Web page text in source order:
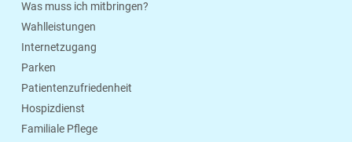
Was muss ich mitbringen?
Wahlleistungen
Internetzugang
Parken
Patientenzufriedenheit
Hospizdienst
Familiale Pflege